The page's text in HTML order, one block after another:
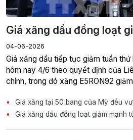
Giá xăng dầu đồng loạt
04-06-2026
Giá xăng dầu tiếp tục giảm tuần thứ
hôm nay 4/6 theo quyết định của
chính, trong đó xăng E5RON92
Giá xăng tại 50 bang của Mỹ đều
Giá xăng dầu đồng loạt giảm mạnh